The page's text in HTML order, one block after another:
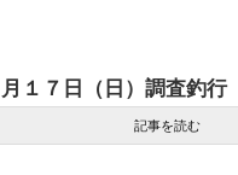
月１７日（日）調査釣行
記事を読む